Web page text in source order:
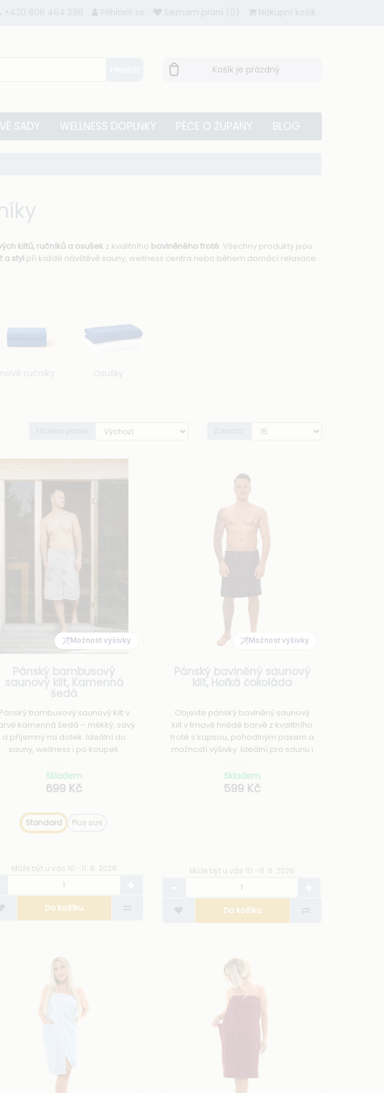
+420 606 464 298 Přihlásit se Seznam přání (0) Nákupní košík
Košík je prázdný
SADY WELLNESS DOPLŇKY PÉČE O ŽUPANY BLOG
kiltů, ručníků a osušekz kvalitního bavlněného froté. Všechny produkty jsou
a styl při každé návštěvě sauny, wellness centra nebo během domácí relaxace.
a zapínání, které jednoduše přehodíte nebo uvážete podle potřeby.
vhodné po sprše, do wellness i na pláž.
si je navíc
ručníky Osušky
Možnost výšivky
Pánský bambusový
saunový kilt, Kamenná
šedá
Pánský bambusový saunový kilt v
kamenná šedá – měkký, savý
a příjemný na dotek. Ideální do
sauny, wellness i po koupeli.
rychleschnoucí materiál.
Skladem
699 Kč
Standard Plus size
Může být u vás 10.–11. 8. 2026
Do košíku
Možnost výšivky
Pánský bavlněný saunový
kilt, Hořká čokoláda
Objevte pánský bavlněný saunový
kilt v tmavě hnědé barvě z kvalitního
froté s kapsou, pohodlným pasem a
možností výšivky. Ideální pro saunu i
Skladem
599 Kč
Může být u vás 10.–11. 8. 2026
Do košíku